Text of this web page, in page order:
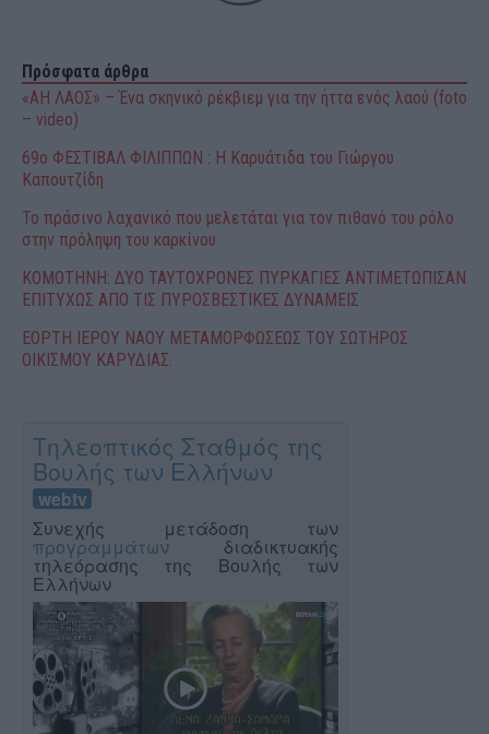
Πρόσφατα άρθρα
«ΑΗ ΛΑΟΣ» – Ένα σκηνικό ρέκβιεμ για την ήττα ενός λαού (foto
– video)
69o ΦΕΣΤΙΒΑΛ ΦΙΛΙΠΠΩΝ : H Καρυάτιδα του Γιώργου
Καπουτζίδη
Το πράσινο λαχανικό που μελετάται για τον πιθανό του ρόλο
στην πρόληψη του καρκίνου
ΚΟΜΟΤΗΝΗ: ΔΥΟ ΤΑΥΤΟΧΡΟΝΕΣ ΠΥΡΚΑΓΙΕΣ ΑΝΤΙΜΕΤΩΠΙΣΑΝ
ΕΠΙΤΥΧΩΣ ΑΠΟ ΤΙΣ ΠΥΡΟΣΒΕΣΤΙΚΕΣ ΔΥΝΑΜΕΙΣ
ΕΟΡΤΗ ΙΕΡΟΥ ΝΑΟΥ ΜΕΤΑΜΟΡΦΩΣΕΩΣ ΤΟΥ ΣΩΤΗΡΟΣ
ΟΙΚΙΣΜΟΥ ΚΑΡΥΔΙΑΣ.